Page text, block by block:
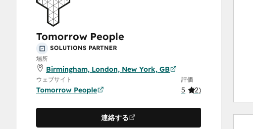
Tomorrow People
SOLUTIONS PARTNER
場所
Birmingham, London, New York, GB
ウェブサイト
Tomorrow People
評価
5 (2)
連絡する